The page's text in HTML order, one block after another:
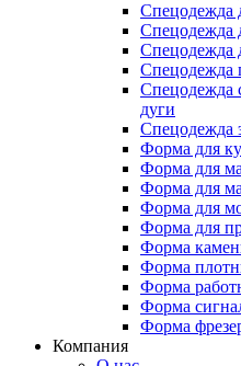
Спецодежда
Спецодежда
Спецодежда
Спецодежда
Спецодежда
дуги
Спецодежда
Форма для
Форма для
Форма для
Форма для
Форма для
Форма
Форма
Форма
Форма
Форма
Компания